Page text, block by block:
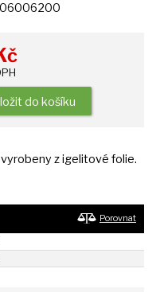
06006200
do košíku
zigelitové folie.
Porovnat